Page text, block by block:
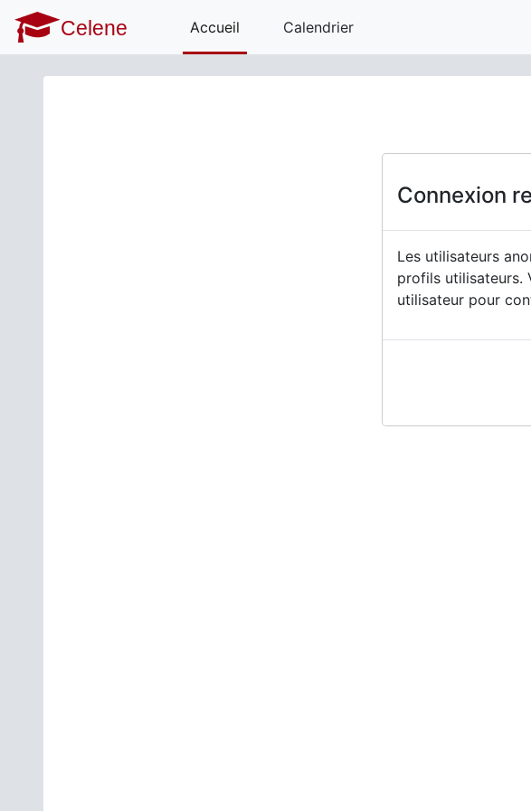
Passer au contenu principal
Celene Accueil Calendrier
Connexion
Les utilisateurs
profils utilisateurs.
utilisateur pour